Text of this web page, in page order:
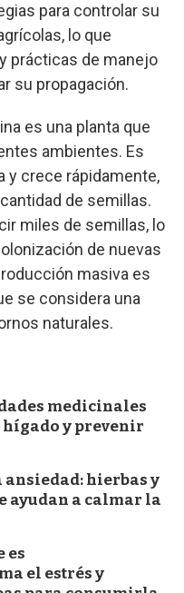
para controlar su
lo que
prácticas de manejo
su propagación.
es una planta que
ambientes. Es
y crece rápidamente,
de semillas.
miles de semillas, lo
de nuevas
masiva es
se considera una
naturales.
medicinales
y prevenir
hierbas y
ayudan a calmar la
es
el estrés y